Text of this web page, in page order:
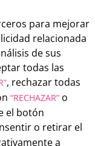
para mejorar
relacionada
de sus
todas las
, rechazar todas
“RECHAZAR” o
el botón
o retirar el
a
uso-Política de